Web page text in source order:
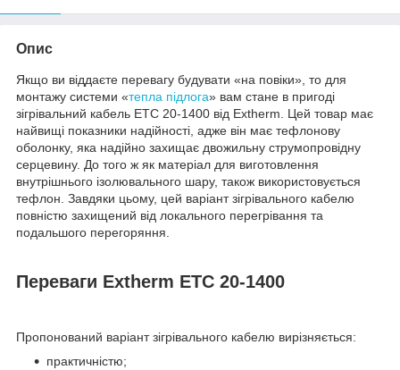
Опис
Якщо ви віддаєте перевагу будувати «на повіки», то для
монтажу системи «тепла підлога» вам стане в пригоді
зігрівальний кабель ETC 20-1400 від Extherm. Цей товар має
найвищі показники надійності, адже він має тефлонову
оболонку, яка надійно захищає двожильну струмопровідну
серцевину. До того ж як матеріал для виготовлення
внутрішнього ізолювального шару, також використовується
тефлон. Завдяки цьому, цей варіант зігрівального кабелю
повністю захищений від локального перегрівання та
подальшого перегоряння.
Переваги Extherm ETC 20-1400
Пропонований варіант зігрівального кабелю вирізняється:
практичністю;